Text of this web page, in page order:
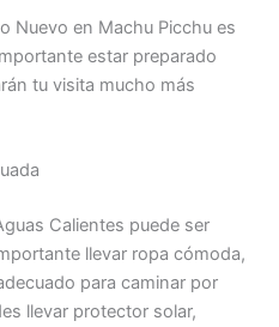
Nuevo en Machu Picchu es
estar preparado
tu visita mucho más
Calientes puede ser
llevar ropa cómoda,
para caminar por
llevar protector solar,